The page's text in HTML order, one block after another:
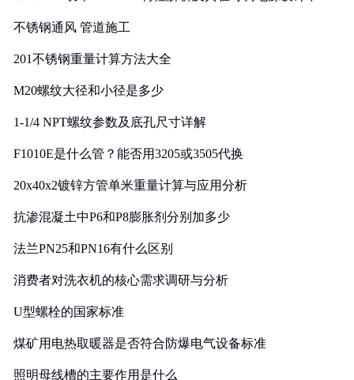
不锈钢通风 管道施工
201不锈钢重量计算方法大全
M20螺纹大径和小径是多少
1-1/4 NPT螺纹参数及底孔尺寸详解
F1010E是什么管？能否用3205或3505代换
20x40x2镀锌方管单米重量计算与应用分析
抗渗混凝土中P6和P8膨胀剂分别加多少
法兰PN25和PN16有什么区别
消费者对洗衣机的核心需求调研与分析
U型螺栓的国家标准
煤矿用电热取暖器是否符合防爆电气设备标准
照明母线槽的主要作用是什么